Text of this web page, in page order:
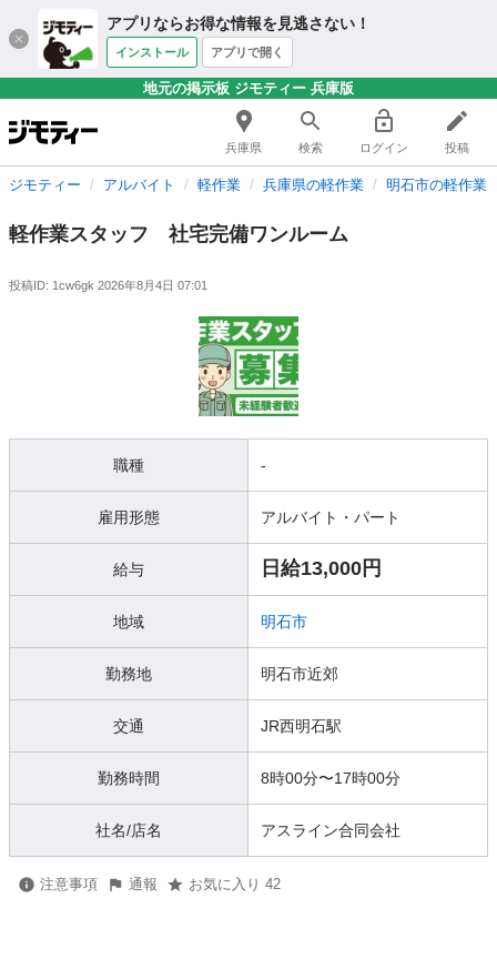
アプリならお得な情報を見逃さない！
インストール アプリで開く
地元の掲示板 ジモティー 兵庫版
兵庫県 検索 ログイン 投稿
ジモティー アルバイト 軽作業 兵庫県の軽作業 明石市の軽作業
軽作業スタッフ 社宅完備ワンルーム
投稿ID: 1cw6gk 2026年8月4日 07:01
職種 -
雇用形態 アルバイト・パート
給与 日給13,000円
地域 明石市
勤務地 明石市近郊
交通 JR西明石駅
勤務時間 8時00分〜17時00分
社名/店名 アスライン合同会社
注意事項 通報 お気に入り 42